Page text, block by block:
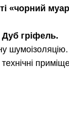
«чорний
гріфель.
шумоізоляцію.